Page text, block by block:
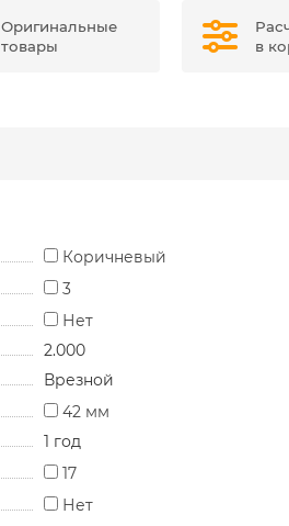
Оригинальные
товары
в
Коричневый
3
Нет
2.000
Врезной
42 мм
1 год
17
Нет